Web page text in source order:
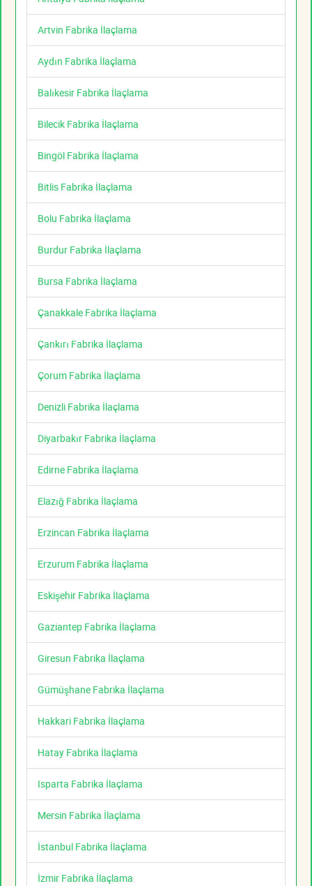
Artvin Fabrika İlaçlama
Aydın Fabrika İlaçlama
Balıkesir Fabrika İlaçlama
Bilecik Fabrika İlaçlama
Bingöl Fabrika İlaçlama
Bitlis Fabrika İlaçlama
Bolu Fabrika İlaçlama
Burdur Fabrika İlaçlama
Bursa Fabrika İlaçlama
Çanakkale Fabrika İlaçlama
Çankırı Fabrika İlaçlama
Çorum Fabrika İlaçlama
Denizli Fabrika İlaçlama
Diyarbakır Fabrika İlaçlama
Edirne Fabrika İlaçlama
Elazığ Fabrika İlaçlama
Erzincan Fabrika İlaçlama
Erzurum Fabrika İlaçlama
Eskişehir Fabrika İlaçlama
Gaziantep Fabrika İlaçlama
Giresun Fabrika İlaçlama
Gümüşhane Fabrika İlaçlama
Hakkari Fabrika İlaçlama
Hatay Fabrika İlaçlama
Isparta Fabrika İlaçlama
Mersin Fabrika İlaçlama
İstanbul Fabrika İlaçlama
İzmir Fabrika İlaçlama